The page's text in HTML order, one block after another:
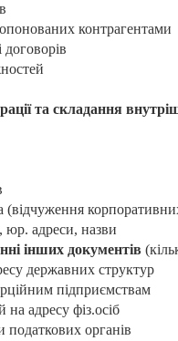
контрагентами
та складання
(відчуження
юр. адреси, назви
інших документів
державних структур
підприємствам
на адресу фіз.осіб
податкових органів